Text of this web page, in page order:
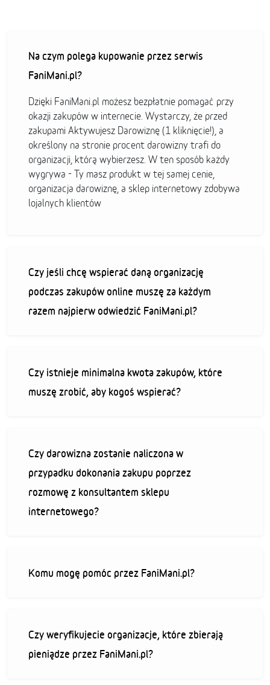
Na czym polega kupowanie przez serwis
FaniMani.pl?
Dzięki FaniMani.pl możesz bezpłatnie pomagać przy
okazji zakupów w internecie. Wystarczy, że przed
zakupami Aktywujesz Darowiznę (1 kliknięcie!), a
określony na stronie procent darowizny trafi do
organizacji, którą wybierzesz. W ten sposób każdy
wygrywa - Ty masz produkt w tej samej cenie,
organizacja darowiznę, a sklep internetowy zdobywa
lojalnych klientów
Czy jeśli chcę wspierać daną organizację
podczas zakupów online muszę za każdym
razem najpierw odwiedzić FaniMani.pl?
Czy istnieje minimalna kwota zakupów, które
muszę zrobić, aby kogoś wspierać?
Czy darowizna zostanie naliczona w
przypadku dokonania zakupu poprzez
rozmowę z konsultantem sklepu
internetowego?
Komu mogę pomóc przez FaniMani.pl?
Czy weryfikujecie organizacje, które zbierają
pieniądze przez FaniMani.pl?